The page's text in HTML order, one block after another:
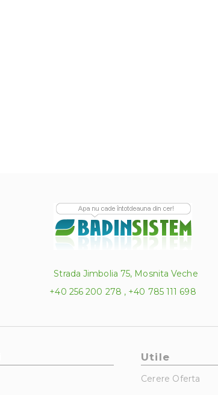
Strada Jimbolia 75, Mosnita Veche
+40 256 200 278 , +40 785 111 698
Utile
Cerere Oferta